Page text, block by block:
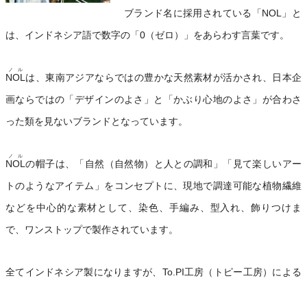
ブランド名に採用されている「NOL」と
は、インドネシア語で数字の「0（ゼロ）」をあらわす言葉です。
NOL
ノル
は、東南アジアならではの豊かな天然素材が活かされ、日本企
画ならではの「デザインのよさ」と「かぶり心地のよさ」が合わさ
った類を見ないブランドとなっています。
NOL
ノル
の帽子は、「自然（自然物）と人との調和」「見て楽しいアー
トのようなアイテム」をコンセプトに、現地で調達可能な植物繊維
などを中心的な素材として、染色、手編み、型入れ、飾りつけま
で、ワンストップで製作されています。
全てインドネシア製になりますが、To.PI工房（トピー工房）による